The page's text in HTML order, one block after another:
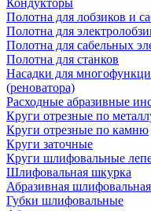
Кондукторы
Полотна для лобзиков и
Полотна для
Полотна для сабельных
Полотна для станков
Насадки для
(реноватора)
Расходные абразивные
Круги отрезные по
Круги отрезные по камню
Круги заточные
Круги шлифовальные
Шлифовальная шкурка
Абразивная шлифовальная
Губки шлифовальные